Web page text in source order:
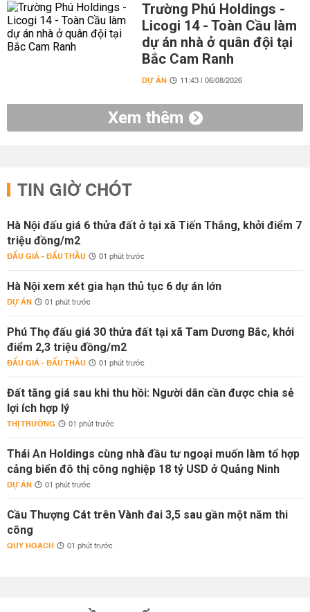
Trường Phú Holdings -
Licogi 14 - Toàn Cầu làm
dự án nhà ở quân đội tại
Bắc Cam Ranh
DỰ ÁN 11:43 | 06/08/2026
Xem thêm
TIN GIỜ CHÓT
Hà Nội đấu giá 6 thửa đất ở tại xã Tiến Thắng, khởi điểm 7
triệu đồng/m2
ĐẤU GIÁ - ĐẤU THẦU 01 phút trước
Hà Nội xem xét gia hạn thủ tục 6 dự án lớn
DỰ ÁN 01 phút trước
Phú Thọ đấu giá 30 thửa đất tại xã Tam Dương Bắc, khởi
điểm 2,3 triệu đồng/m2
ĐẤU GIÁ - ĐẤU THẦU 01 phút trước
Đất tăng giá sau khi thu hồi: Người dân cần được chia sẻ
lợi ích hợp lý
THỊ TRƯỜNG 01 phút trước
Thái An Holdings cùng nhà đầu tư ngoại muốn làm tổ hợp
cảng biển đô thị công nghiệp 18 tỷ USD ở Quảng Ninh
DỰ ÁN 01 phút trước
Cầu Thượng Cát trên Vành đai 3,5 sau gần một năm thi
công
QUY HOẠCH 01 phút trước